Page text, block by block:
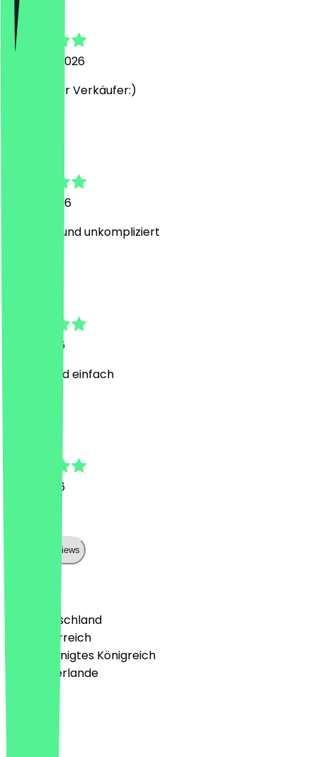
Alicia
3. August 2026
Sehr netter Verkäufer:)
27. Juli 2026
Sehr nett und unkompliziert
7. Juli 2026
Schnell und einfach
7. Juli 2026
Show all reviews
🇩🇪 Deutschland
🇦🇹 Österreich
🇬🇧 Vereinigtes Königreich
🇳🇱 Niederlande
Deutsch